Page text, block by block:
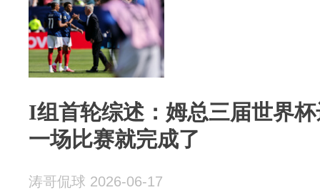
I组首轮综述：姆总三届世界
一场比赛就完成了
涛哥侃球 2026-06-17